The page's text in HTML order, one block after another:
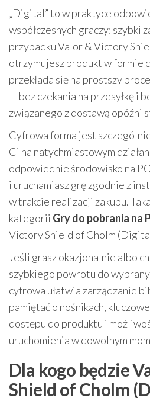
„Digital” to w praktyce
współczesnych graczy: szybki
przypadku Valor & Victory
otrzymujesz produkt w formie
przekłada się na prostszy
— bez czekania na przesyłkę i
związanego z dostawą opóźni
Cyfrowa forma jest
Ci na natychmiastowym
odpowiednie środowisko na
i uruchamiasz grę zgodnie z
w trakcie realizacji zakupu.
kategorii Gry do pobrania na
Victory Shield of Cholm
Jeśli grasz okazjonalnie albo
szybkiego powrotu do
cyfrowa ułatwia zarządzanie
pamiętać o nośnikach,
dostępu do produktu i
uruchomienia w dowolnym
Dla kogo będzie
Shield of Cholm